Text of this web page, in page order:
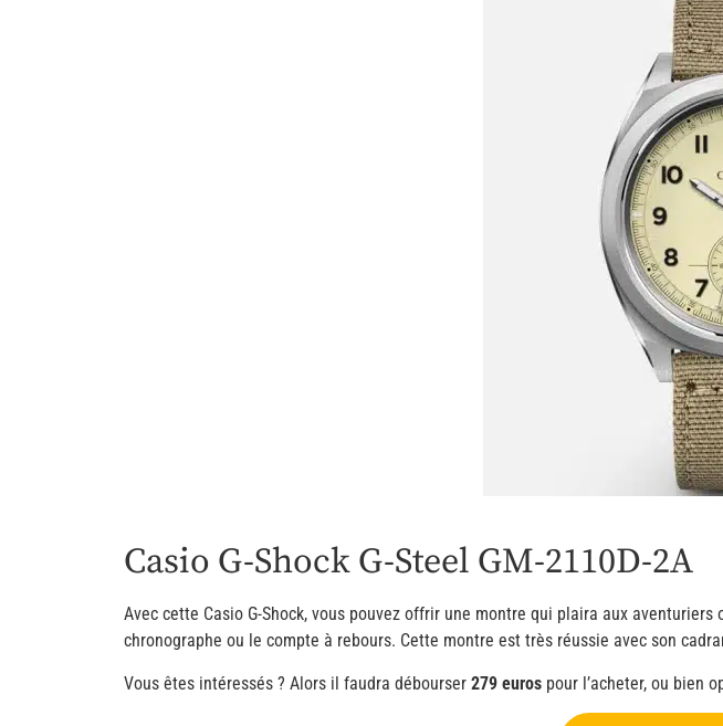
Casio G-Shock G-Steel GM-2110D-2A
Avec cette Casio G-Shock, vous pouvez offrir une montre qui plaira aux
chronographe ou le compte à rebours. Cette montre est très réussie avec son
Vous êtes intéressés ? Alors il faudra débourser 279 euros pour l’acheter, ou bien